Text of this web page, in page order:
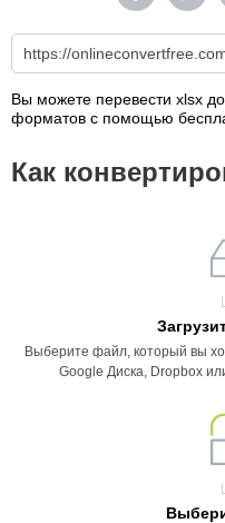
Вы можете перевести xlsx
форматов с помощью
Как
Выберите файл, который вы
Google Диска, Dropbox